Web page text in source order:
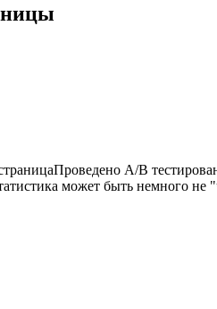
A/B
может быть немного не